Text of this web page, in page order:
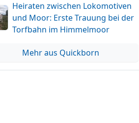
Heiraten zwischen Lokomotiven
und Moor: Erste Trauung bei der
Torfbahn im Himmelmoor
Mehr aus Quickborn